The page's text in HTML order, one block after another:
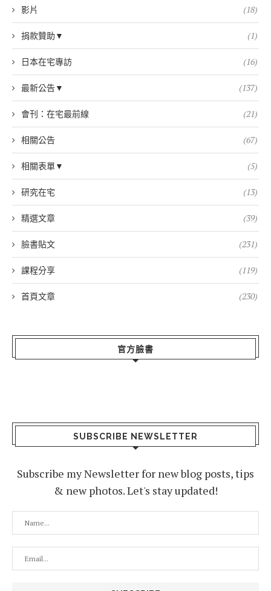
影片 (18)
捐款贊助▼ (1)
日本在宅專訪 (16)
最新公告▼ (137)
會刊：在宅最前線 (21)
相關公告 (67)
相關表單▼ (5)
研究在宅 (13)
精選文章 (39)
臉書貼文 (231)
課程分享 (119)
首頁文章 (230)
官方臉書
SUBSCRIBE NEWSLETTER
Subscribe my Newsletter for new blog posts, tips
& new photos. Let's stay updated!